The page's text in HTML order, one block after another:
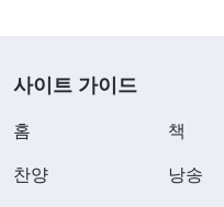
사이트 가이드
홈 책
찬양 낭송